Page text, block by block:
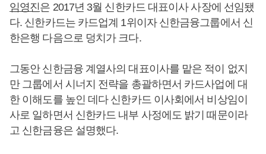
임영진은 2017년 3월 신한카드 대표이사 사장에 선임됐
다. 신한카드는 카드업계 1위이자 신한금융그룹에서 신
한은행 다음으로 덩치가 크다.
그동안 신한금융 계열사의 대표이사를 맡은 적이 없지
만 그룹에서 시너지 전략을 총괄하면서 카드사업에 대
한 이해도를 높인 데다 신한카드 이사회에서 비상임이
사로 일하면서 신한카드 내부 사정에도 밝기 때문이라
고 신한금융은 설명했다.